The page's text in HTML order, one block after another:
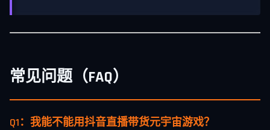
常见问题（FAQ）
Q1：我能不能用抖音直播带货元宇宙游戏？